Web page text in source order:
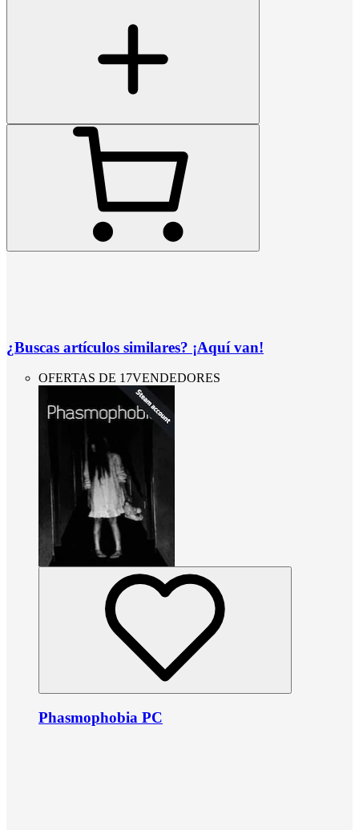
¿Buscas artículos similares? ¡Aquí van!
OFERTAS DE 17VENDEDORES
Phasmophobia PC